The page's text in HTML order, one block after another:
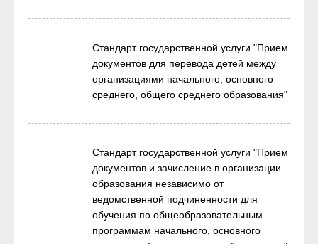
Стандарт государственной услуги "Прием
документов для перевода детей между
организациями начального, основного
среднего, общего среднего образования"
Стандарт государственной услуги "Прием
документов и зачисление в организации
образования независимо от
ведомственной подчиненности для
обучения по общеобразовательным
программам начального, основного